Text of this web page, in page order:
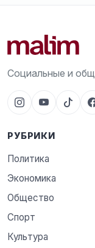
Социальные и
РУБРИКИ
Политика
Экономика
Общество
Спорт
Культура